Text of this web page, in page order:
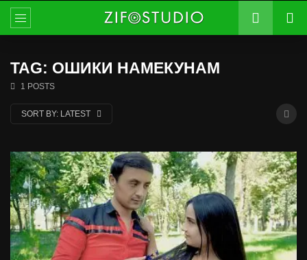
TAG: ОШИКИ НАМЕКУНАМ
1 POSTS
SORT BY: LATEST